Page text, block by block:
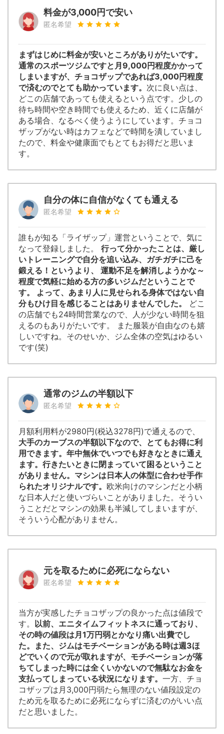
料金が3,000円で安い
匿名希望
まずはじめに料金が安いところがありがたいです。
通常のスポーツジムですと月9,000円程度かかって
しまいますが、チョコザップであれば3,000円程度
で済むのでとても助かっています。 次に良い点は、
どこの店舗であっても使えるという点です。少しの
待ち時間や空き時間でも使えるため、近くに店舗が
ある場合、なるべく使うようにしています。チョコ
ザップがない時はカフェなどで時間を潰していまし
たので、料金や健康面でもとてもお得だと思いま
す。
自分の体に自信がなくても通える
匿名希望
誰もが知る「ライザップ」運営ということで、気に
なって登録しました。 行って分かったことは、厳し
いトレーニングで自分を追い込み、ガチガチに己を
鍛える！というより、 運動不足を解消しようかな～
程度で気軽に始める方の多いジムだということで
す。 よって、あまり人に見せられる身体ではない自
分もひけ目を感じることはありませんでした。
どこ
の店舗でも24時間営業なので、人が少ない時間を狙
えるのもありがたいです。 また服装が自由なのも嬉
しいですね。そのせいか、ジム全体の空気はゆるい
です(笑)
通常のジムの半額以下
匿名希望
月額利用料が2980円(税込3278円)で通えるので、
大手のカーブスの半額以下なので、とてもお得に利
用できます。年中無休でいつでも好きなときに通え
ます。行きたいときに閉まっていて困るということ
がありません。マシンは日本人の体型に合わせ手作
られたオリジナルです。 欧米向けのマシンだと小柄
な日本人だと使いづらいことがありました。そうい
うことだとマシンの効果も半減してしまいますが、
そういう心配がありません。
元を取るために必死にならない
匿名希望
当方が実感したチョコザップの良かった点は値段で
す。 以前、エニタイムフィットネスに通っており、
その時の値段は月1万円弱とかなり痛い出費でし
た。また、ジムはモチベーションがある時は週3ほ
どでいくので元が取れますが、モチベーションが落
ちてしまった時には全くいかないので無駄なお金を
支払ってしまっている状況になります。 一方、チョ
コザップは月3,000円弱たら無理のない値段設定の
ため元を取るために必死にならずに済むのがいい点
だと思いました。